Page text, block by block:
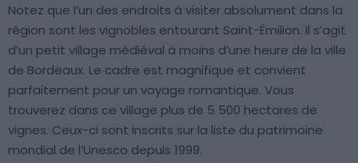
Notez que l’un des endroits à visiter absolument dans la
région sont les vignobles entourant Saint-Émilion. Il s’agit
d’un petit village médiéval à moins d’une heure de la ville
de Bordeaux. Le cadre est magnifique et convient
parfaitement pour un voyage romantique. Vous
trouverez dans ce village plus de 5 500 hectares de
vignes. Ceux-ci sont inscrits sur la liste du patrimoine
mondial de l’Unesco depuis 1999.